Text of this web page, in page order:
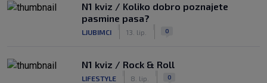
N1 kviz / Koliko dobro poznajete
pasmine pasa?
LJUBIMCI 13. lip. 0
N1 kviz / Rock & Roll
LIFESTYLE 8. lip. 0